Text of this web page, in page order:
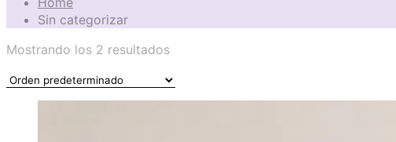
Sin categorizar
Mostrando los 2 resultados